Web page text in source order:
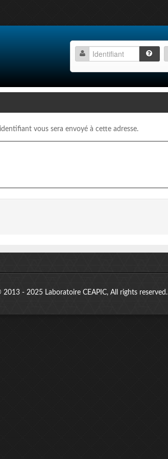
vous sera envoyé à cette adresse.
- 2025 Laboratoire CEAPIC, All rights reserved.